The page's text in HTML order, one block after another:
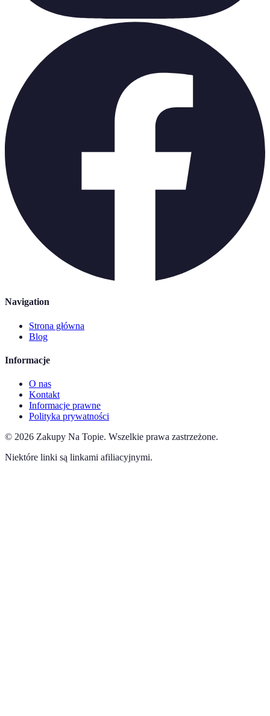
Navigation
Strona główna
Blog
Informacje
O nas
Kontakt
Informacje prawne
Polityka prywatności
© 2026 Zakupy Na Topie. Wszelkie prawa zastrzeżone.
Niektóre linki są linkami afiliacyjnymi.